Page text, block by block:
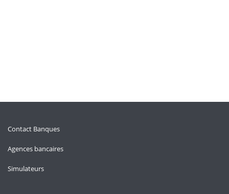
Contact Banques
Agences bancaires
Simulateurs